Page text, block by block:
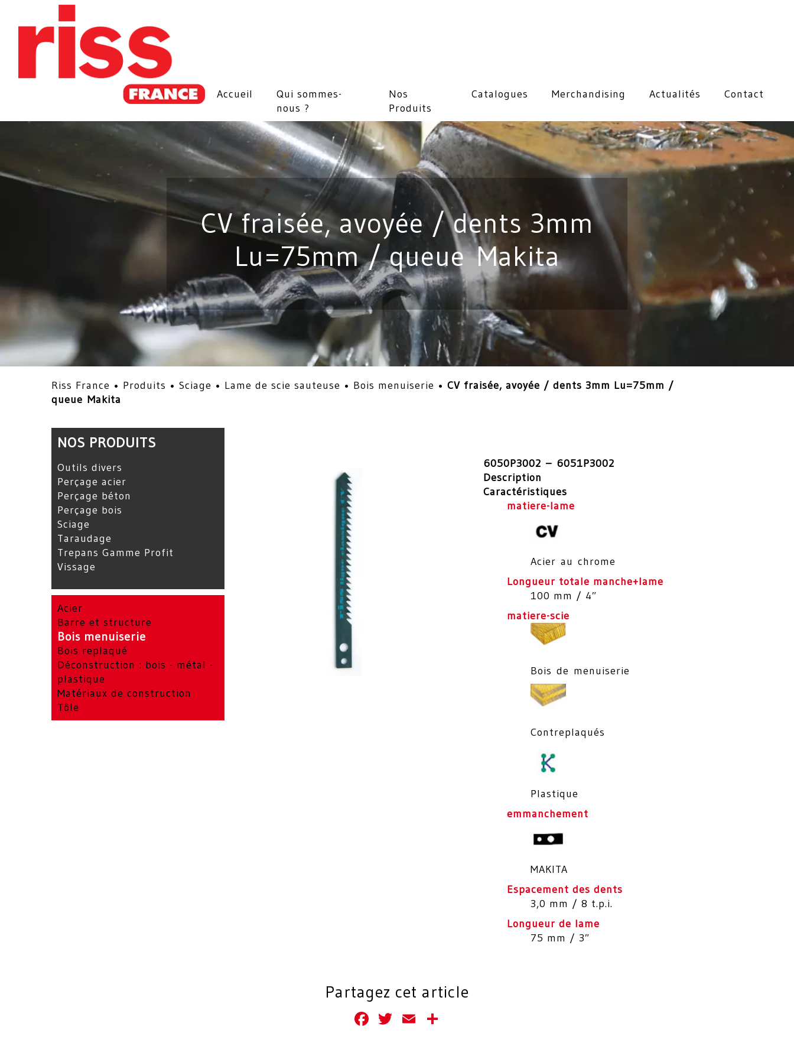
Accueil
Qui sommes-
nous ?
Nos
Produits
Catalogues Merchandising Actualités Contact
CV fraisée, avoyée / dents 3mm
Lu=75mm / queue Makita
Riss France • Produits • Sciage • Lame de scie sauteuse • Bois menuiserie • CV fraisée, avoyée / dents 3mm Lu=75mm /
queue Makita
NOS PRODUITS
Outils divers
Perçage acier
Perçage béton
Perçage bois
Sciage
Taraudage
Trepans Gamme Profit
Vissage
Acier
Barre et structure
Bois menuiserie
Bois replaqué
Déconstruction : bois - métal -
plastique
Matériaux de construction
Tôle
6050P3002 – 6051P3002
Description
Caractéristiques
matiere-lame
Acier au chrome
Longueur totale manche+lame
100 mm / 4″
matiere-scie
Bois de menuiserie
Contreplaqués
Plastique
emmanchement
MAKITA
Espacement des dents
3,0 mm / 8 t.p.i.
Longueur de lame
75 mm / 3″
Partagez cet article
Facebook
Twitter
Email